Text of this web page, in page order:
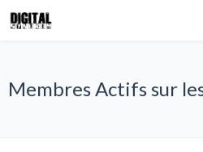
Membres Actifs sur